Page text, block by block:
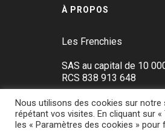
À PROPOS
Les Frenchies
SAS au capital de 10
RCS 838 913 648
Tous droits réservés
Mentions Légales
Nous utilisons des cookies sur
répétant vos visites. En cliquant sur
les « Paramètres des cookies »